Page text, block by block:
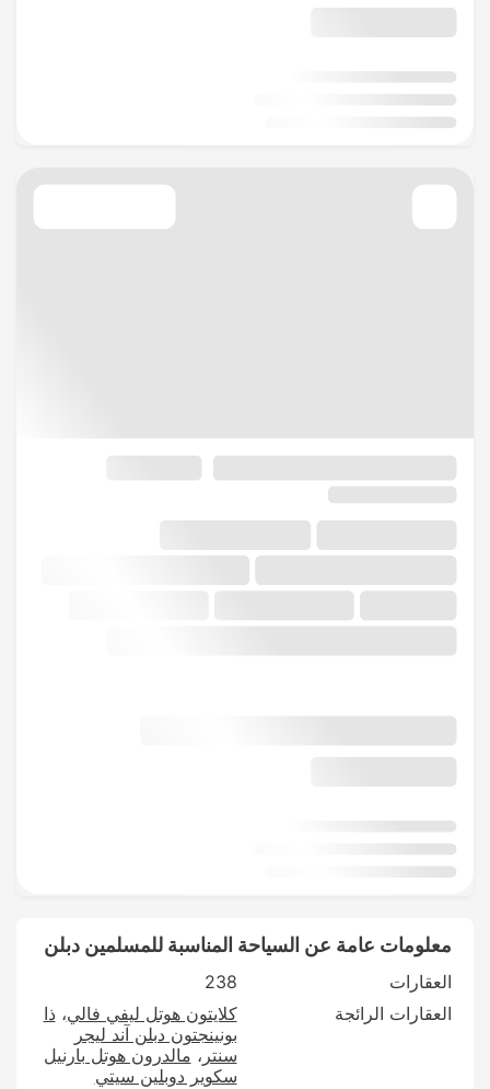
معلومات عامة عن السياحة المناسبة للمسلمين دبلن
العقارات
238
العقارات الرائجة
كلايتون هوتل ليفي فالي ذا
بونينجتون دبلن آند ليجر
سنتر
مالدرون هوتل بارنيل
سكوير دوبلين سيتي